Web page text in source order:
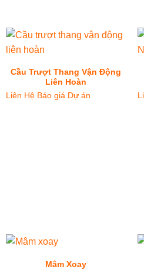
Cầu Trượt Thang Vận Động
Liên Hoàn
Liên Hệ Báo giá Dự án
Mâm Xoay